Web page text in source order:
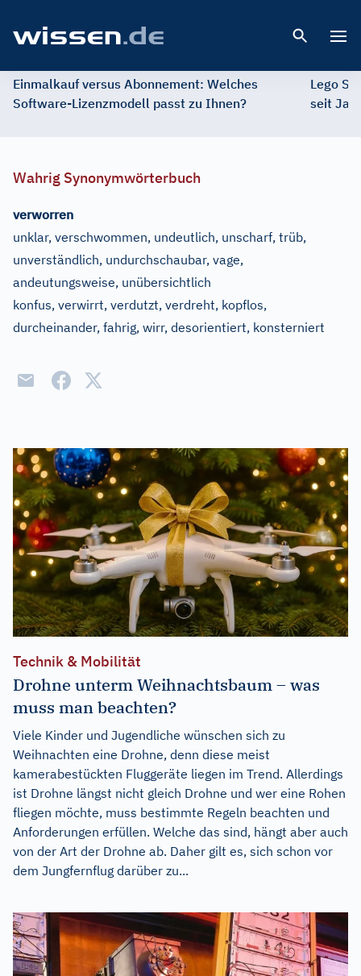
Einmalkauf versus Abonnement: Welches
Software-Lizenzmodell passt zu Ihnen?
Lego
seit
Wahrig Synonymwörterbuch
verworren
unklar, verschwommen, undeutlich, unscharf, trüb,
unverständlich, undurchschaubar, vage,
andeutungsweise, unübersichtlich
konfus, verwirrt, verdutzt, verdreht, kopflos,
durcheinander, fahrig, wirr, desorientiert, konsterniert
Technik & Mobilität
Drohne unterm Weihnachtsbaum – was
muss man beachten?
Viele Kinder und Jugendliche wünschen sich zu
Weihnachten eine Drohne, denn diese meist
kamerabestückten Fluggeräte liegen im Trend. Allerdings
ist Drohne längst nicht gleich Drohne und wer eine Rohen
fliegen möchte, muss bestimmte Regeln beachten und
Anforderungen erfüllen. Welche das sind, hängt aber auch
von der Art der Drohne ab. Daher gilt es, sich schon vor
dem Jungfernflug darüber zu...